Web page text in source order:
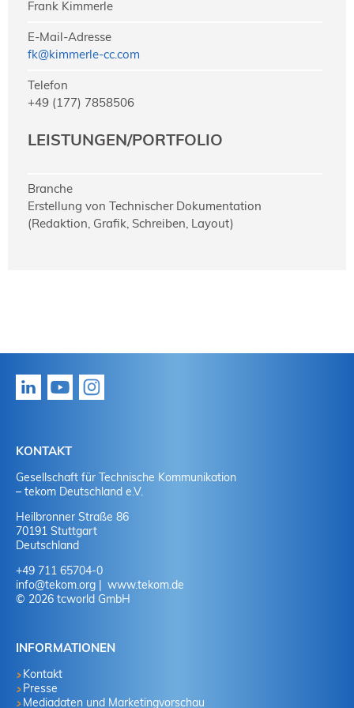
Frank Kimmerle
E-Mail-Adresse
fk@kimmerle-cc.com
Telefon
+49 (177) 7858506
LEISTUNGEN/PORTFOLIO
Branche
Erstellung von Technischer Dokumentation
(Redaktion, Grafik, Schreiben, Layout)
KONTAKT
Gesellschaft für Technische Kommunikation
– tekom Deutschland e.V.
Heilbronner Straße 86
70191 Stuttgart
Deutschland
+49 711 65704-0
info@tekom.org
www.tekom.de
© 2026 tcworld GmbH
INFORMATIONEN
Kontakt
Presse
Mediadaten und Marketingvorschau